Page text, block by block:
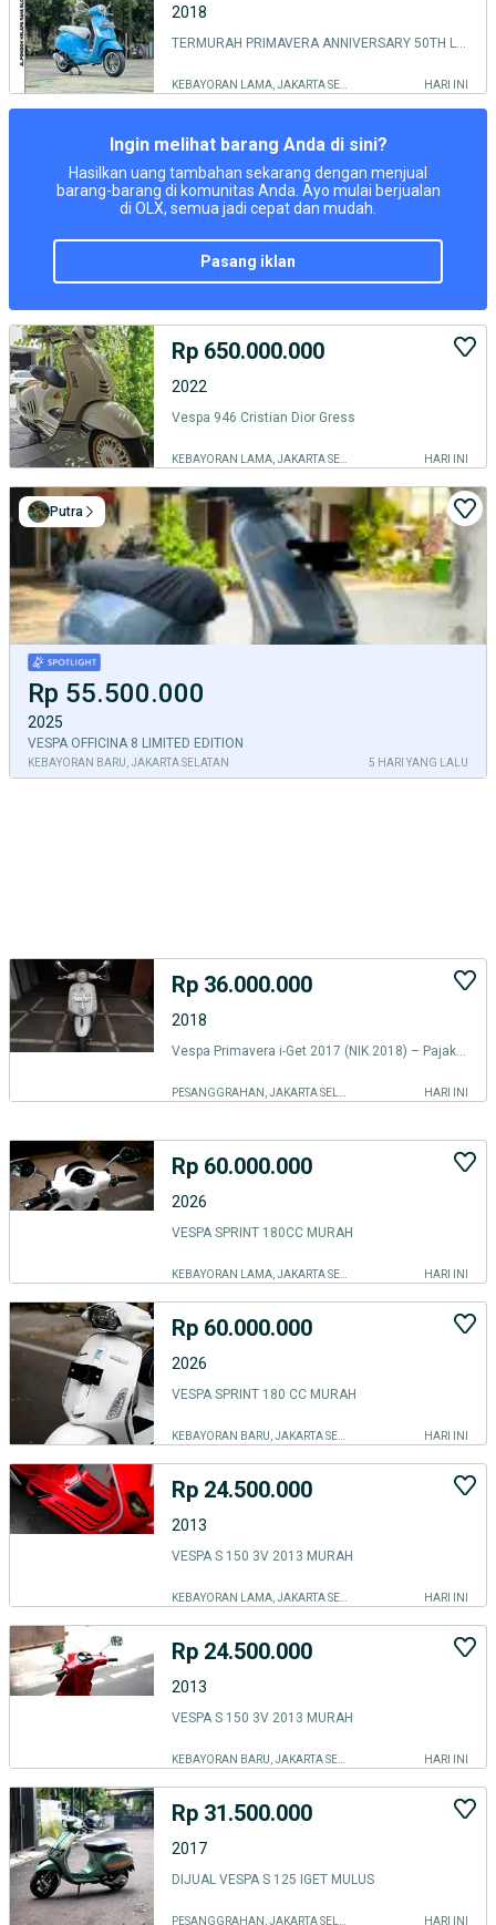
2018
TERMURAH PRIMAVERA ANNIVERSARY 50TH LIMITED EDITION TH 2018 LIGHT BLUE
HARI INI
Ingin melihat barang Anda di sini?
Hasilkan uang tambahan sekarang dengan menjual
barang-barang di komunitas Anda. Ayo mulai berjualan
di OLX, semua jadi cepat dan mudah.
pasang iklan
Rp 650.000.000
2022
Vespa 946 Cristian Dior Gress
HARI INI
Rp 55.500.000
2025
VESPA OFFICINA 8 LIMITED EDITION
KEBAYORAN BARU, JAKARTA SELATAN 5 HARI YANG LALU
Putra
Rp 36.000.000
2018
Vespa Primavera i-Get 2017 (NIK 2018) – Pajak Panjang, KM Low, Cat Ori
HARI INI
Rp 60.000.000
2026
VESPA SPRINT 180CC MURAH
HARI INI
Rp 60.000.000
2026
VESPA SPRINT 180 CC MURAH
HARI INI
Rp 24.500.000
2013
VESPA S 150 3V 2013 MURAH
HARI INI
Rp 24.500.000
2013
VESPA S 150 3V 2013 MURAH
HARI INI
Rp 31.500.000
2017
DIJUAL VESPA S 125 IGET MULUS
HARI INI